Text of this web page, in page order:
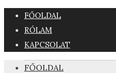
FŐOLDAL
RÓLAM
KAPCSOLAT
FŐOLDAL